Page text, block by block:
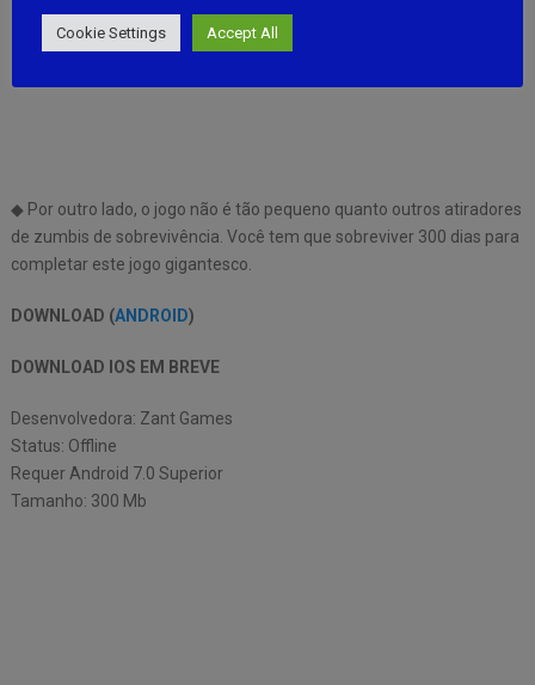
◆ Por outro lado, o jogo não é tão pequeno quanto outros atiradores
de zumbis de sobrevivência. Você tem que sobreviver 300 dias para
completar este jogo gigantesco.
DOWNLOAD (ANDROID)
DOWNLOAD IOS EM BREVE
Desenvolvedora: Zant Games
Status: Offline
Requer Android 7.0 Superior
Tamanho: 300 Mb
Cookie Settings Accept All